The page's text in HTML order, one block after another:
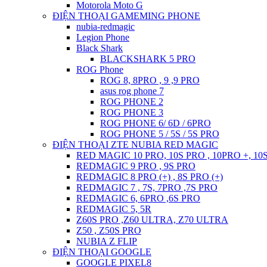
Motorola Moto G
ĐIỆN THOẠI GAMEMING PHONE
nubia-redmagic
Legion Phone
Black Shark
BLACKSHARK 5 PRO
ROG Phone
ROG 8, 8PRO , 9 ,9 PRO
asus rog phone 7
ROG PHONE 2
ROG PHONE 3
ROG PHONE 6/ 6D / 6PRO
ROG PHONE 5 / 5S / 5S PRO
ĐIỆN THOẠI ZTE NUBIA RED MAGIC
RED MAGIC 10 PRO, 10S PRO , 10PRO +,
REDMAGIC 9 PRO , 9S PRO
REDMAGIC 8 PRO (+) , 8S PRO (+)
REDMAGIC 7 , 7S, 7PRO ,7S PRO
REDMAGIC 6, 6PRO ,6S PRO
REDMAGIC 5, 5R
Z60S PRO ,Z60 ULTRA, Z70 ULTRA
Z50 , Z50S PRO
NUBIA Z FLIP
ĐIỆN THOẠI GOOGLE
GOOGLE PIXEL8